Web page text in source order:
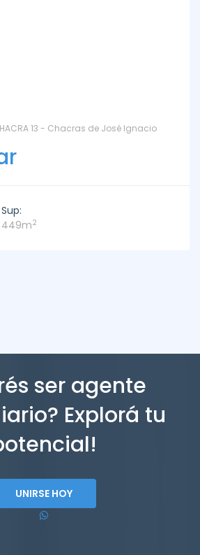
13 - Chacras de José Ignacio
Sup:
449m2
ser agente
Explorá tu
UNIRSE HOY